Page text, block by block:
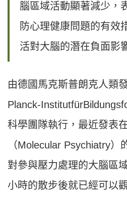
腦區域活動顯著減少，
防心理健康問題的有效
活對大腦的潛在負面影
由德國馬克斯普朗克人類
Planck-
科學團隊執行，最近發表
（Molecular Psychiatry）
對參與壓力處理的大腦區
小時的散步後就已經可以